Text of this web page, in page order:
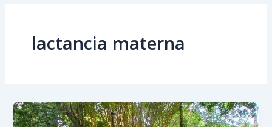
lactancia materna